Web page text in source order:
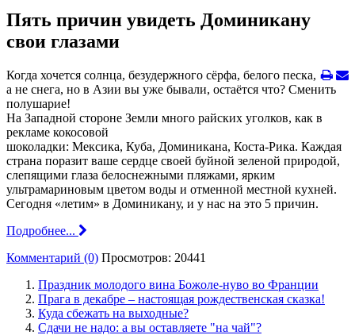
Пять причин увидеть Доминикану
свои глазами
Когда хочется солнца, безудержного сёрфа, белого песка,
а не снега, но в Азии вы уже бывали, остаётся что? Сменить
полушарие!
На Западной стороне Земли много райских уголков, как в
рекламе кокосовой
шоколадки: Мексика, Куба, Доминикана, Коста-Рика. Каждая
страна поразит ваше сердце своей буйной зеленой природой,
слепящими глаза белоснежными пляжами, ярким
ультрамариновым цветом воды и отменной местной кухней.
Сегодня «летим» в Доминикану, и у нас на это 5 причин.
Подробнее...
Комментарий (0) Просмотров: 20441
Праздник молодого вина Божоле-нуво во Франции
Прага в декабре – настоящая рождественская сказка!
Куда сбежать на выходные?
Сдачи не надо: а вы оставляете "на чай"?